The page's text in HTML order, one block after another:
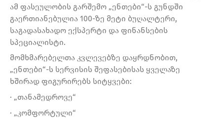
ამ ფასეულობის გარშემო „ენთები“-ს გუნდში
გაერთიანებულია 100-ზე მეტი ბუღალტერი,
საგადასახადო ექსპერტი და ფინანსების
სპეციალისტი.
მომხმარებელთა კვლევებზე დაყრდნობით,
„ენთები“-ს სერვისის შეფასებისას ყველაზე
ხშირად ფიგურირებს სიტყვები:
· „თანამედროვე“
· „კომფორტული“